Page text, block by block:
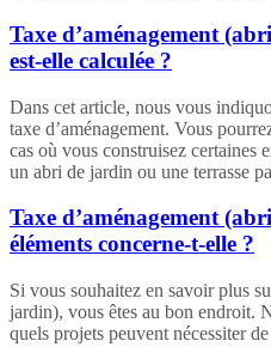
Taxe d’aménagement
est-elle calculée ?
Dans cet article, nous vous
taxe d’aménagement. Vous
cas où vous construisez certaines
un abri de jardin ou une terrasse
Taxe d’aménagement
éléments concerne-t-elle ?
Si vous souhaitez en savoir plus
jardin), vous êtes au bon endroit.
quels projets peuvent nécessiter